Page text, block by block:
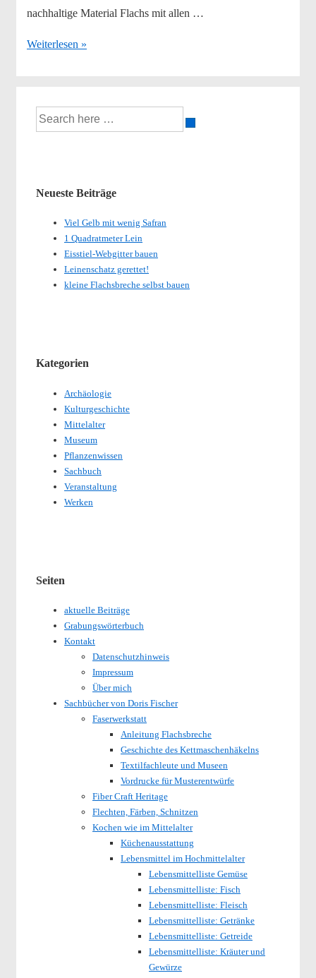
nachhaltige Material Flachs mit allen …
Flachsworkshop
Weiterlesen »
Suche
Neueste Beiträge
Viel Gelb mit wenig Safran
1 Quadratmeter Lein
Eisstiel-Webgitter bauen
Leinenschatz gerettet!
kleine Flachsbreche selbst bauen
Kategorien
Archäologie
Kulturgeschichte
Mittelalter
Museum
Pflanzenwissen
Sachbuch
Veranstaltung
Werken
Seiten
aktuelle Beiträge
Grabungswörterbuch
Kontakt
Datenschutzhinweis
Impressum
Über mich
Sachbücher von Doris Fischer
Faserwerkstatt
Anleitung Flachsbreche
Geschichte des Kettmaschenhäkelns
Textilfachleute und Museen
Vordrucke für Musterentwürfe
Fiber Craft Heritage
Flechten, Färben, Schnitzen
Kochen wie im Mittelalter
Küchenausstattung
Lebensmittel im Hochmittelalter
Lebensmittelliste Gemüse
Lebensmittelliste: Fisch
Lebensmittelliste: Fleisch
Lebensmittelliste: Getränke
Lebensmittelliste: Getreide
Lebensmittelliste: Kräuter und
Gewürze